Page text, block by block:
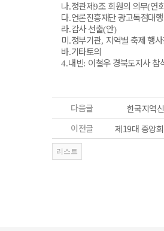
나.정관제9조 회원의 의무(연
다.언론진흥재단 광고독점대
라.감사 선출(안)
미.정부기관, 지역별 축제 행
바.기타토의
4.내빈: 이철우 경북도지사 참
다음글
한국지역
이전글
제19대 중앙